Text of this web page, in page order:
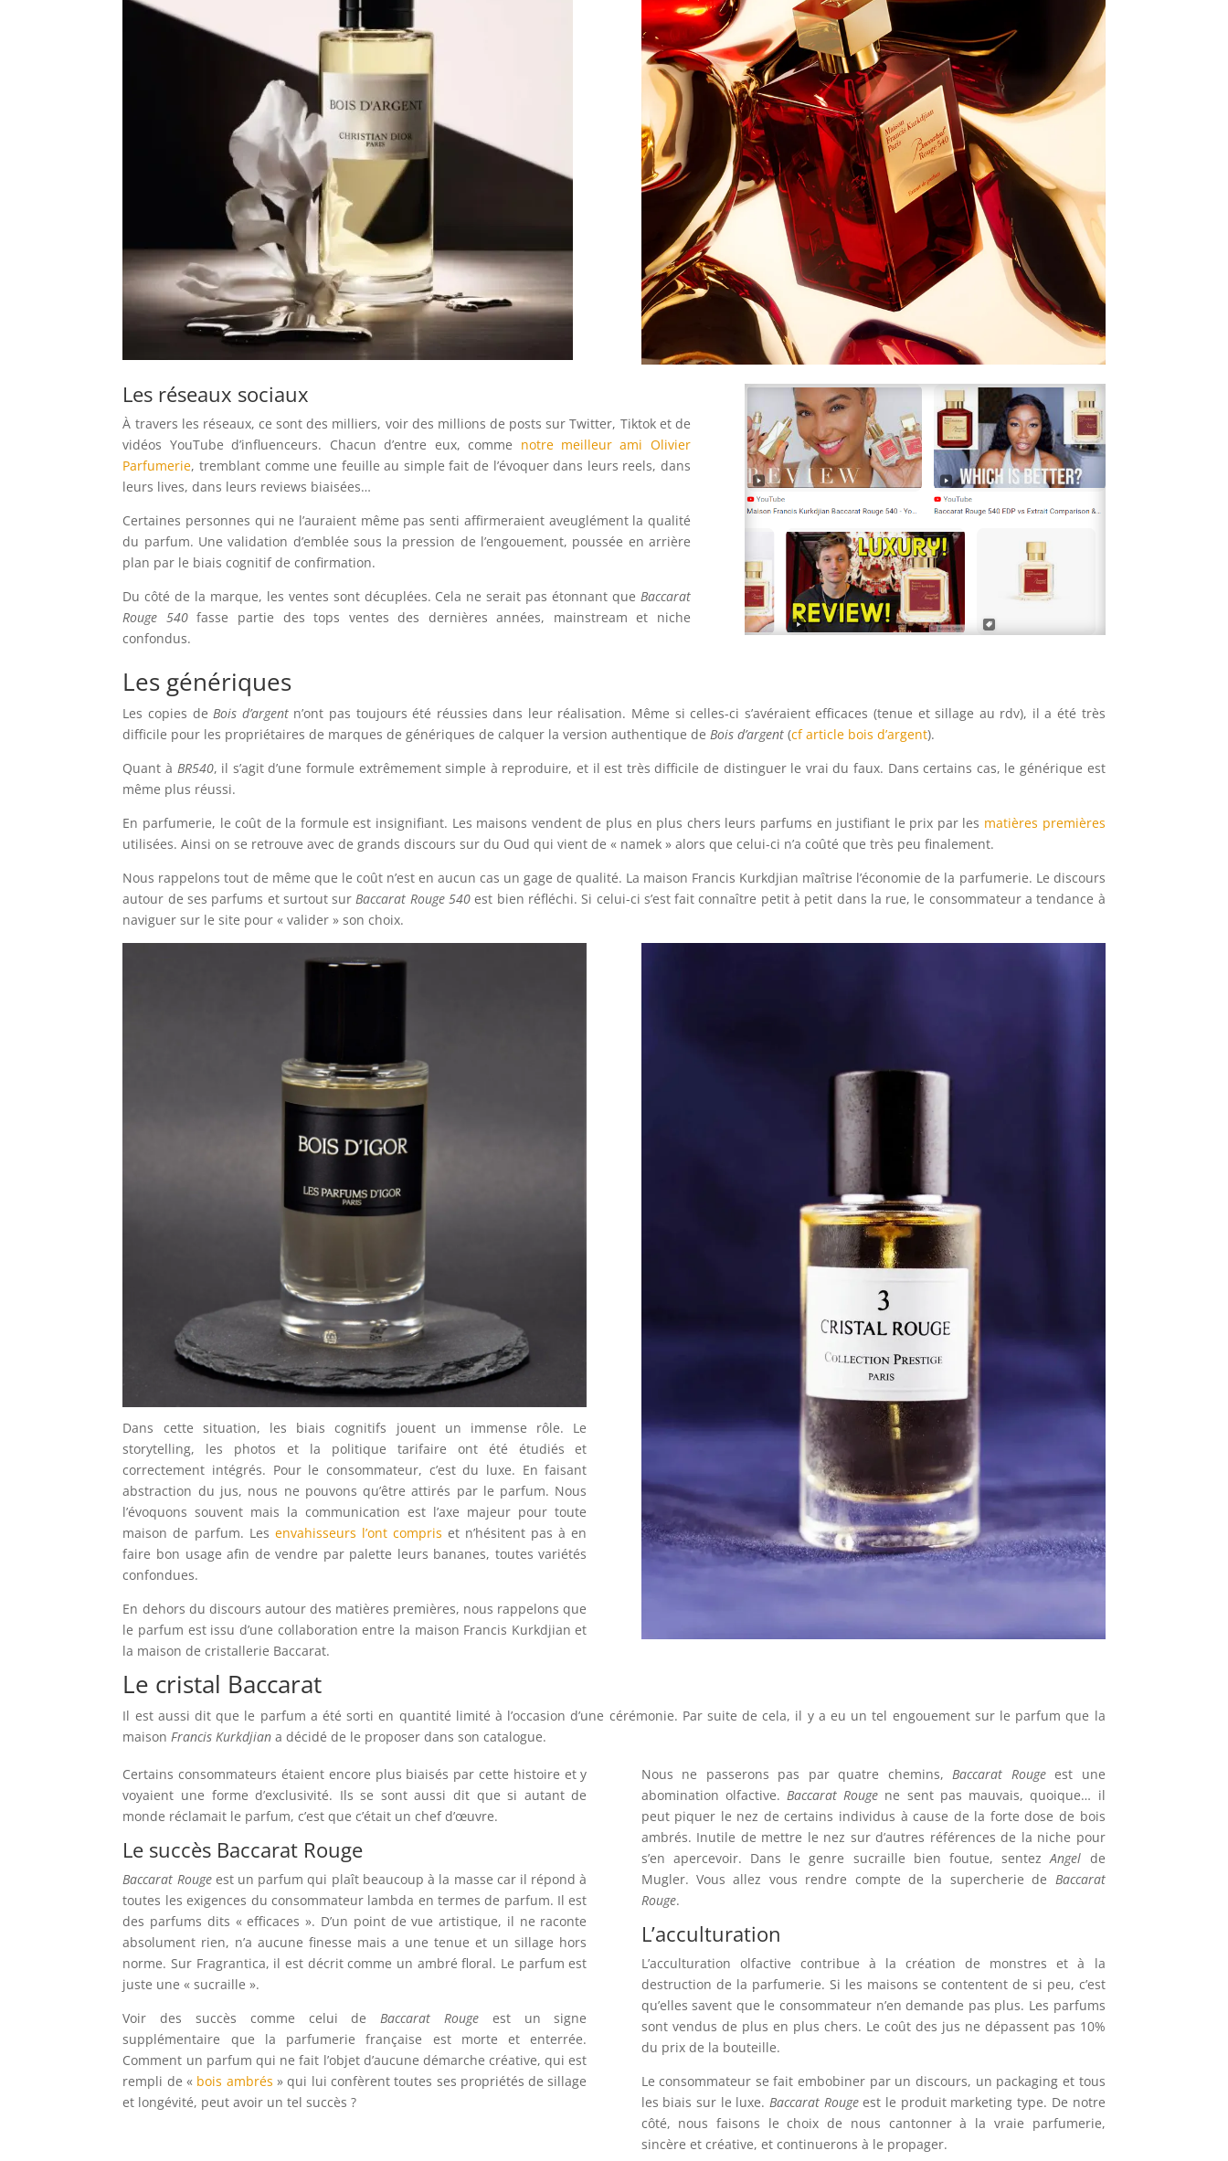
Les réseaux sociaux
À travers les réseaux, ce sont des milliers, voir des millions de posts sur Twitter, Tiktok et de
vidéos YouTube d’influenceurs. Chacun d’entre eux, comme notre meilleur ami Olivier
Parfumerie, tremblant comme une feuille au simple fait de l’évoquer dans leurs reels, dans
leurs lives, dans leurs reviews biaisées…
Certaines personnes qui ne l’auraient même pas senti affirmeraient aveuglément la qualité
du parfum. Une validation d’emblée sous la pression de l’engouement, poussée en arrière
plan par le biais cognitif de confirmation.
Du côté de la marque, les ventes sont décuplées. Cela ne serait pas étonnant que Baccarat
Rouge 540fasse partie des tops ventes des dernières années, mainstream et niche
confondus.
Les génériques
Les copies deBois d’argentn’ont pas toujours été réussies dans leur réalisation. Même si celles-ci s’avéraient efficaces (tenue et sillage au rdv), il a été très
difficile pour les propriétaires de marques de génériques de calquer la version authentique deBois d’argent(cf article bois d’argent).
Quant à BR540, il s’agit d’une formule extrêmement simple à reproduire, et il est très difficile de distinguer le vrai du faux. Dans certains cas, le générique est
même plus réussi.
En parfumerie, le coût de la formule est insignifiant. Les maisons vendent de plus en plus chers leurs parfums en justifiant le prix par les matières premières
utilisées. Ainsi on se retrouve avec de grands discours sur du Oud qui vient de « namek » alors que celui-ci n’a coûté que très peu finalement.
Nous rappelons tout de même que le coût n’est en aucun cas un gage de qualité. La maison Francis Kurkdjian maîtrise l’économie de la parfumerie. Le discours
autour de ses parfums et surtout surBaccarat Rouge 540 est bien réfléchi. Si celui-ci s’est fait connaître petit à petit dans la rue, le consommateur a tendance à
naviguer sur le site pour « valider » son choix.
Dans cette situation, les biais cognitifs jouent un immense rôle. Le
storytelling, les photos et la politique tarifaire ont été étudiés et
correctement intégrés. Pour le consommateur, c’est du luxe. En faisant
abstraction du jus, nous ne pouvons qu’être attirés par le parfum. Nous
l’évoquons souvent mais la communication est l’axe majeur pour toute
maison de parfum. Les envahisseurs l’ont compris et n’hésitent pas à en
faire bon usage afin de vendre par palette leurs bananes, toutes variétés
confondues.
En dehors du discours autour des matières premières, nous rappelons que
le parfum est issu d’une collaboration entre la maison Francis Kurkdjian et
la maison de cristallerie Baccarat.
Le cristal Baccarat
Il est aussi dit que le parfum a été sorti en quantité limité à l’occasion d’une cérémonie. Par suite de cela, il y a eu un tel engouement sur le parfum que la
maisonFrancis Kurkdjian a décidé de le proposer dans son catalogue.
Certains consommateurs étaient encore plus biaisés par cette histoire et y
voyaient une forme d’exclusivité. Ils se sont aussi dit que si autant de
monde réclamait le parfum, c’est que c’était un chef d’œuvre.
Le succès Baccarat Rouge
Baccarat Rougeest un parfum qui plaît beaucoup à la masse car il répond à
toutes les exigences du consommateur lambda en termes de parfum. Il est
des parfums dits « efficaces ». D’un point de vue artistique, il ne raconte
absolument rien, n’a aucune finesse mais a une tenue et un sillage hors
norme. Sur Fragrantica, il est décrit comme un ambré floral. Le parfum est
juste une « sucraille ».
Voir des succès comme celui deBaccarat Rouge est un signe
supplémentaire que la parfumerie française est morte et enterrée.
Comment un parfum qui ne fait l’objet d’aucune démarche créative, qui est
rempli de « bois ambrés » qui lui confèrent toutes ses propriétés de sillage
et longévité, peut avoir un tel succès ?
Nous ne passerons pas par quatre chemins,Baccarat Rougeest une
abomination olfactive. Baccarat Rouge ne sent pas mauvais, quoique… il
peut piquer le nez de certains individus à cause de la forte dose de bois
ambrés. Inutile de mettre le nez sur d’autres références de la niche pour
s’en apercevoir. Dans le genre sucraille bien foutue, sentezAngel de
Mugler. Vous allez vous rendre compte de la supercherie de Baccarat
Rouge.
L’acculturation
L’acculturation olfactive contribue à la création de monstres et à la
destruction de la parfumerie. Si les maisons se contentent de si peu, c’est
qu’elles savent que le consommateur n’en demande pas plus. Les parfums
sont vendus de plus en plus chers. Le coût des jus ne dépassent pas 10%
du prix de la bouteille.
Le consommateur se fait embobiner par un discours, un packaging et tous
les biais sur le luxe.Baccarat Rougeest le produit marketing type. De notre
côté, nous faisons le choix de nous cantonner à la vraie parfumerie,
sincère et créative, et continuerons à le propager.